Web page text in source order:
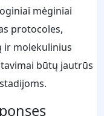
mėginiai
protocoles,
ir molekulinius
būtų jautrūs